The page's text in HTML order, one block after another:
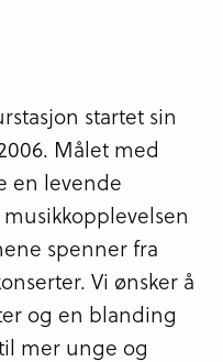
startet sin
Målet med
en levende
spenner fra
Vi ønsker å
og en blanding
mer unge og